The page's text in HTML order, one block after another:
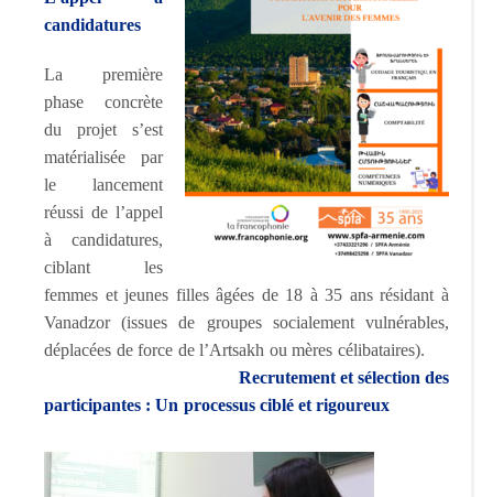
candidatures
La première
phase concrète
du projet s’est
matérialisée par
le lancement
réussi de l’appel
à candidatures,
ciblant les
femmes et jeunes filles âgées de 18 à 35 ans résidant à
Vanadzor (issues de groupes socialement vulnérables,
déplacées de force de l’Artsakh ou mères célibataires).
Recrutement et sélection des
participantes : Un processus ciblé et rigoureux